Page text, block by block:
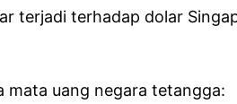
terjadi terhadap dolar
mata uang negara tetangga: